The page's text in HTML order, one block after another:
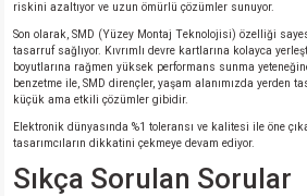
riskini azaltıyor ve uzun ömürlü çözümler sunuyor.
Son olarak, SMD (Yüzey Montaj Teknolojisi) özelliği
tasarruf sağlıyor. Kıvrımlı devre kartlarına kolayca
boyutlarına rağmen yüksek performans sunma
benzetme ile, SMD dirençler, yaşam alanımızda yerden
küçük ama etkili çözümler gibidir.
Elektronik dünyasında %1 toleransı ve kalitesi ile öne
tasarımcıların dikkatini çekmeye devam ediyor.
Sıkça Sorulan Sorular